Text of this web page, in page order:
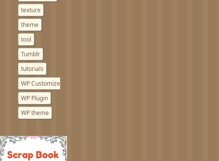
texture
theme
tool
Tumblr
tutorials
WP Customize
WP Plugin
WP theme